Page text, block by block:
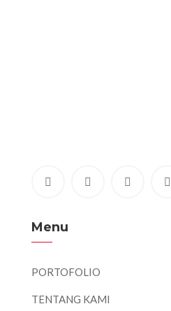
Menu
PORTOFOLIO
TENTANG KAMI